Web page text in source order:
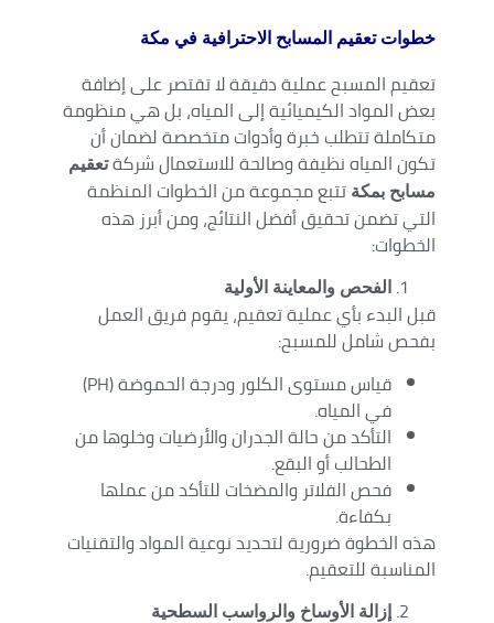
خطوات تعقيم المسابح الاحترافية في مكة
تعقيم المسبح عملية دقيقة لا تقتصر على إضافة
بعض المواد الكيميائية إلى المياه، بل هي منظومة
متكاملة تتطلب خبرة وأدوات متخصصة لضمان أن
تكون المياه نظيفة وصالحة للاستعمال شركةتعقيم
مسابح بمكة تتبع مجموعة من الخطوات المنظمة
التي تضمن تحقيق أفضل النتائج، ومن أبرز هذه
الخطوات:
الفحص والمعاينة الأولية
قبل البدء بأي عملية تعقيم، يقوم فريق العمل
بفحص شامل للمسبح:
قياس مستوى الكلور ودرجة الحموضة (PH)
في المياه.
التأكد من حالة الجدران والأرضيات وخلوها من
الطحالب أو البقع.
فحص الفلاتر والمضخات للتأكد من عملها
بكفاءة.
هذه الخطوة ضرورية لتحديد نوعية المواد والتقنيات
المناسبة للتعقيم.
إزالة الأوساخ والرواسب السطحية